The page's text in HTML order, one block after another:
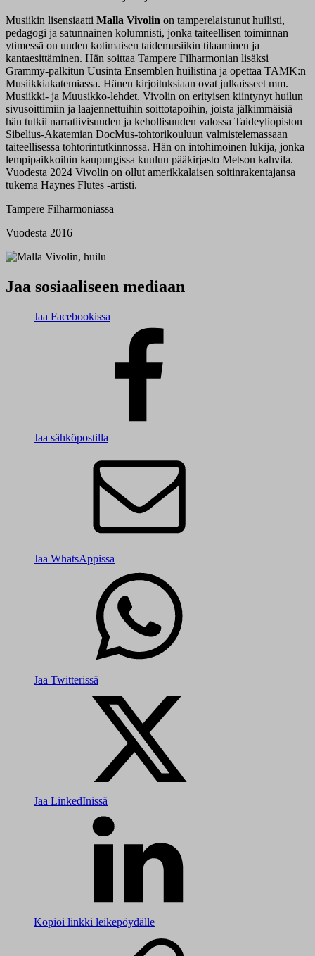
Musiikin lisensiaatti Malla Vivolin on tamperelaistunut huilisti,
pedagogi ja satunnainen kolumnisti, jonka taiteellisen toiminnan
ytimessä on uuden kotimaisen taidemusiikin tilaaminen ja
kantaesittäminen. Hän soittaa Tampere Filharmonian lisäksi
Grammy-palkitun Uusinta Ensemblen huilistina ja opettaa TAMK:n
Musiikkiakatemiassa. Hänen kirjoituksiaan ovat julkaisseet mm.
Musiikki- ja Muusikko-lehdet. Vivolin on erityisen kiintynyt huilun
sivusoittimiin ja laajennettuihin soittotapoihin, joista jälkimmäisiä
hän tutkii narratiivisuuden ja kehollisuuden valossa Taideyliopiston
Sibelius-Akatemian DocMus-tohtorikouluun valmistelemassaan
taiteellisessa tohtorintutkinnossa. Hän on intohimoinen lukija, jonka
lempipaikkoihin kaupungissa kuuluu pääkirjasto Metson kahvila.
Vuodesta 2024 Vivolin on ollut amerikkalaisen soitinrakentajansa
tukema Haynes Flutes -artisti.
Tampere Filharmoniassa
Vuodesta 2016
Jaa sosiaaliseen mediaan
Jaa Facebookissa
Jaa sähköpostilla
Jaa WhatsAppissa
Jaa Twitterissä
Jaa LinkedInissä
Kopioi linkki leikepöydälle